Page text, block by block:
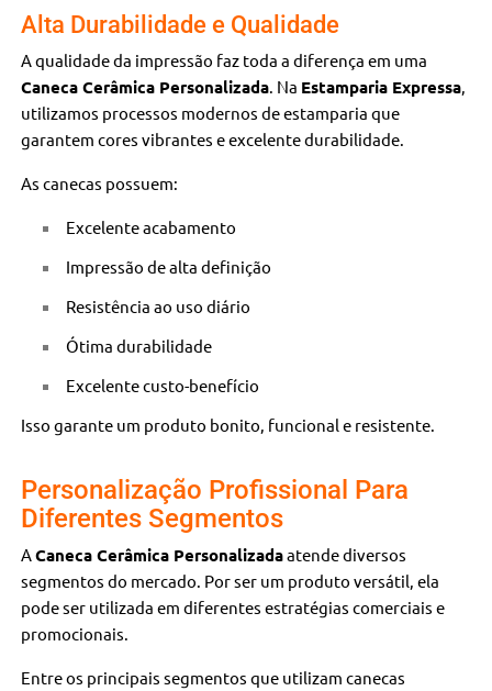
Alta Durabilidade e Qualidade
A qualidade da impressão faz toda a diferença em uma
Caneca Cerâmica Personalizada. Na Estamparia Expressa,
utilizamos processos modernos de estamparia que
garantem cores vibrantes e excelente durabilidade.
As canecas possuem:
Excelente acabamento
Impressão de alta definição
Resistência ao uso diário
Ótima durabilidade
Excelente custo-benefício
Isso garante um produto bonito, funcional e resistente.
Personalização Profissional Para
Diferentes Segmentos
ACaneca Cerâmica Personalizadaatende diversos
segmentos do mercado. Por ser um produto versátil, ela
pode ser utilizada em diferentes estratégias comerciais e
promocionais.
Entre os principais segmentos que utilizam canecas